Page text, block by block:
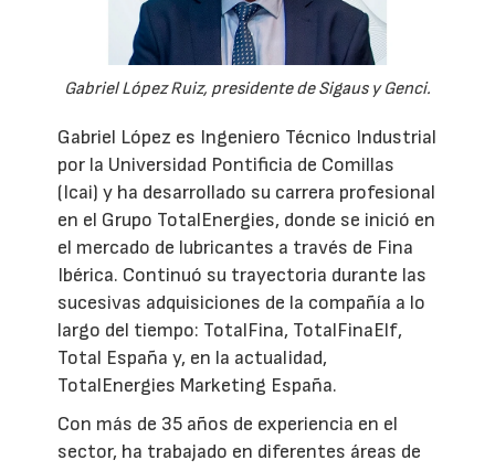
Gabriel López Ruiz, presidente de Sigaus y Genci.
Gabriel López es Ingeniero Técnico Industrial
por la Universidad Pontificia de Comillas
(Icai) y ha desarrollado su carrera profesional
en el Grupo TotalEnergies, donde se inició en
el mercado de lubricantes a través de Fina
Ibérica. Continuó su trayectoria durante las
sucesivas adquisiciones de la compañía a lo
largo del tiempo: TotalFina, TotalFinaElf,
Total España y, en la actualidad,
TotalEnergies Marketing España.
Con más de 35 años de experiencia en el
sector, ha trabajado en diferentes áreas de